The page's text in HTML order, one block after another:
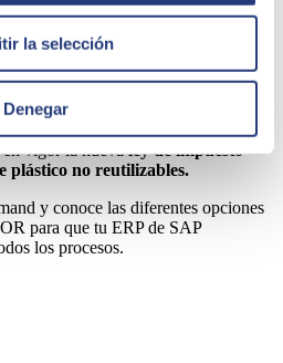
la selección
Denegar
de envases de plástico
en vigor la nuevaley de impuesto
plástico no reutilizables.
y conoce las diferentes opciones
para que tu ERP de SAP
los procesos.